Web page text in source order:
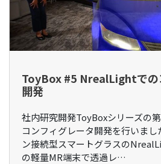
ToyBox #5 NrealLightでの
開発
社内研究開発ToyBoxシリーズの
コンフィグレータ開発を行いまし
ン接続型スマートグラスの
の軽量MR端末で透過レ…